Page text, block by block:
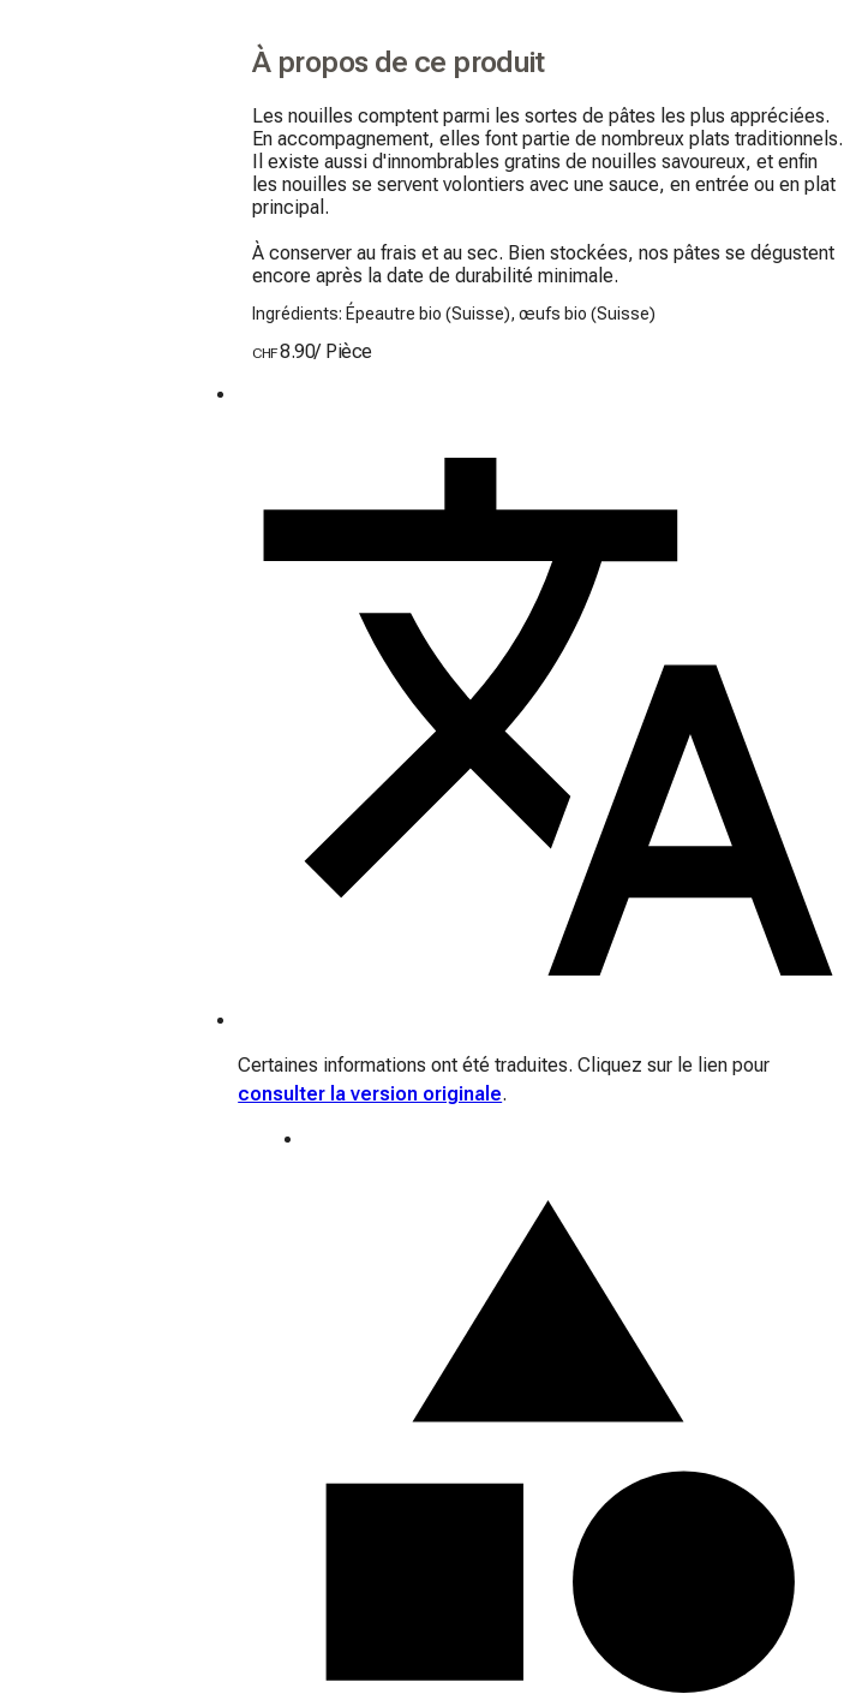
À propos de ce produit
Les nouilles comptent parmi les sortes de pâtes les plus appréciées.
En accompagnement, elles font partie de nombreux plats traditionnels.
Il existe aussi d'innombrables gratins de nouilles savoureux, et enfin
les nouilles se servent volontiers avec une sauce, en entrée ou en plat
principal.
À conserver au frais et au sec. Bien stockées, nos pâtes se dégustent
encore après la date de durabilité minimale.
Ingrédients: Épeautre bio (Suisse), œufs bio (Suisse)
CHF8.90/ Pièce
Certaines informations ont été traduites. Cliquez sur le lien pour
consulter la version originale.